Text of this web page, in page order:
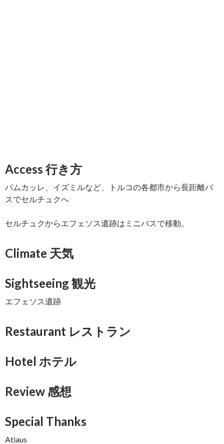
Access 行き方
パムカッレ、イズミルなど、トルコの各都市から長距離バ
スでセルチュクへ
セルチュクからエフェソス遺跡はミニバスで移動。
Climate 天気
Sightseeing 観光
エフェソス遺跡
Restaurant レストラン
Hotel ホテル
Review 感想
Special Thanks
Atiaus